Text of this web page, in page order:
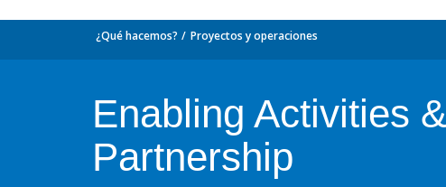
¿Qué hacemos? Proyectos y operaciones
Enabling Activities
Partnership